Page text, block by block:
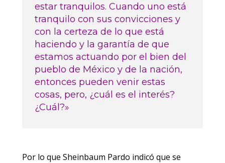
estar tranquilos. Cuando uno está
tranquilo con sus convicciones y
con la certeza de lo que está
haciendo y la garantía de que
estamos actuando por el bien del
pueblo de México y de la nación,
entonces pueden venir estas
cosas, pero, ¿cuál es el interés?
¿Cuál?»
Por lo que Sheinbaum Pardo indicó que se